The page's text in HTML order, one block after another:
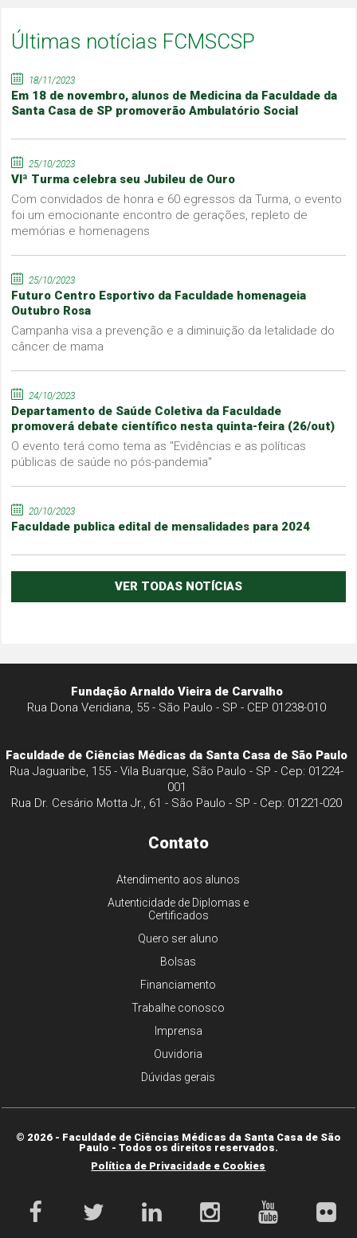
Últimas notícias FCMSCSP
18/11/2023
Em 18 de novembro, alunos de Medicina da Faculdade da
Santa Casa de SP promoverão Ambulatório Social
25/10/2023
VIª Turma celebra seu Jubileu de Ouro
Com convidados de honra e 60 egressos da Turma, o evento
foi um emocionante encontro de gerações, repleto de
memórias e homenagens
25/10/2023
Futuro Centro Esportivo da Faculdade homenageia
Outubro Rosa
Campanha visa a prevenção e a diminuição da letalidade do
câncer de mama
24/10/2023
Departamento de Saúde Coletiva da Faculdade
promoverá debate científico nesta quinta-feira (26/out)
O evento terá como tema as "Evidências e as políticas
públicas de saúde no pós-pandemia"
20/10/2023
Faculdade publica edital de mensalidades para 2024
VER TODAS NOTÍCIAS
Fundação Arnaldo Vieira de Carvalho
Rua Dona Veridiana, 55 - São Paulo - SP - CEP 01238-010
Faculdade de Ciências Médicas da Santa Casa de São Paulo
Rua Jaguaribe, 155 - Vila Buarque, São Paulo - SP - Cep: 01224-
001
Rua Dr. Cesário Motta Jr., 61 - São Paulo - SP - Cep: 01221-020
Contato
Atendimento aos alunos
Autenticidade de Diplomas e
Certificados
Quero ser aluno
Bolsas
Financiamento
Trabalhe conosco
Imprensa
Ouvidoria
Dúvidas gerais
© 2026 - Faculdade de Ciências Médicas da Santa Casa de São
Paulo - Todos os direitos reservados.
Política de Privacidade e Cookies